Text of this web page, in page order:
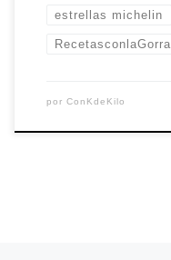
estrellas michelin
RecetasconlaGorra
por ConKdeKilo